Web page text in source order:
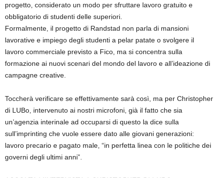
progetto, considerato un modo per sfruttare lavoro gratuito e
obbligatorio di studenti delle superiori.
Formalmente, il progetto di Randstad non parla di mansioni
lavorative e impiego degli studenti a pelar patate o svolgere il
lavoro commerciale previsto a Fico, ma si concentra sulla
formazione ai nuovi scenari del mondo del lavoro e all’ideazione di
campagne creative.
Toccherà verificare se effettivamente sarà così, ma per Christopher
di LUBo, intervenuto ai nostri microfoni, già il fatto che sia
un’agenzia interinale ad occuparsi di questo la dice sulla
sull’imprinting che vuole essere dato alle giovani generazioni:
lavoro precario e pagato male, “in perfetta linea con le politiche dei
governi degli ultimi anni”.